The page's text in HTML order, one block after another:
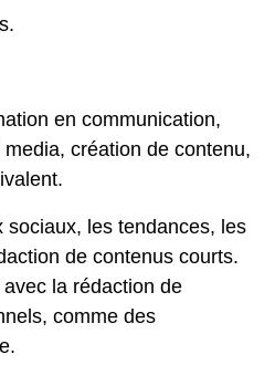
en communication,
création de contenu,
sociaux, les tendances, les
de contenus courts.
la rédaction de
comme des